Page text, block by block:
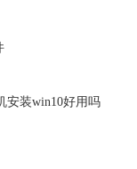
下拉菜单内【移除】，
，系统的许多文件仍未
安装win10好用吗